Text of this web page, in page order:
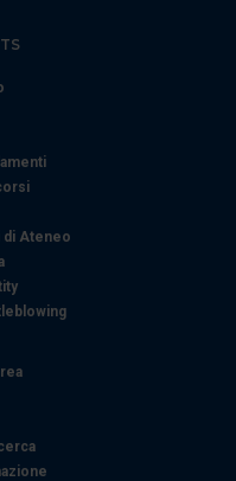
di Ateneo